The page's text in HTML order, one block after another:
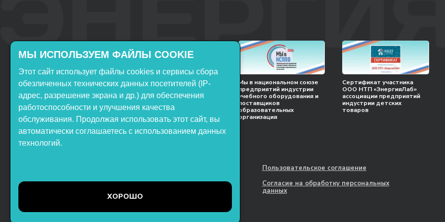
Включён в реестр
Продукция НТП
«ЭнергияЛаб» включена в
реестр Минпромторга РФ
Мы в национальном союзе
предприятий индустрии
учебного оборудования и
поставщиков
образовательных
организация
Сертификат участника
ООО НТП «ЭнергияЛаб»
ассоциации предприятий
индустрии детских
товаров
информация не является
Пользовательское соглашение
Согласие на обработку персональных
данных
МЫ ИСПОЛЬЗУЕМ ФАЙЛЫ COOKIE
Этот сайт использует файлы cookies и сервисы сбора
обезличенных технических данных посетителей (IP-
адрес, разрешение экрана и др.) для обеспечения
работоспособности и улучшения качества
обслуживания. Продолжая использовать этот сайт, вы
автоматически соглашаетесь с использованием данных
технологий.
ХОРОШО